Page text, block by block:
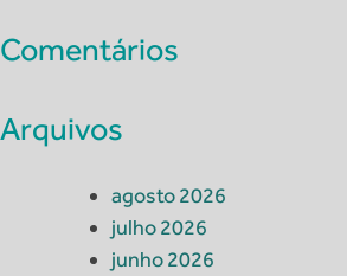
Comentários
Arquivos
agosto 2026
julho 2026
junho 2026